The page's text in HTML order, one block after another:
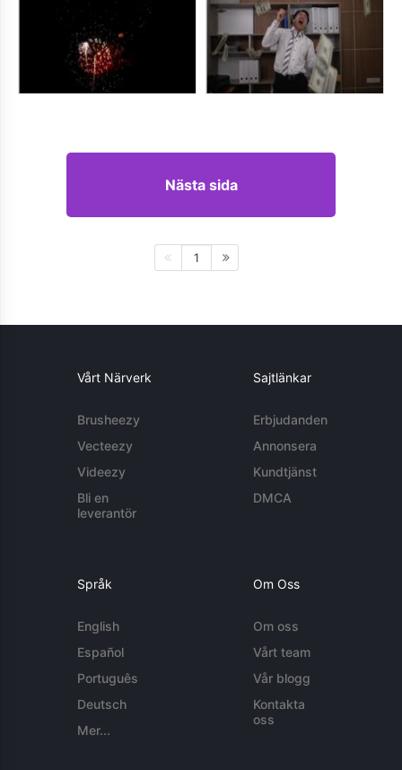
Nästa sida
1
Vårt Närverk
Brusheezy
Vecteezy
Videezy
Bli en
leverantör
Sajtlänkar
Erbjudanden
Annonsera
Kundtjänst
DMCA
Språk
English
Español
Português
Deutsch
Mer...
Om Oss
Om oss
Vårt team
Vår blogg
Kontakta
oss